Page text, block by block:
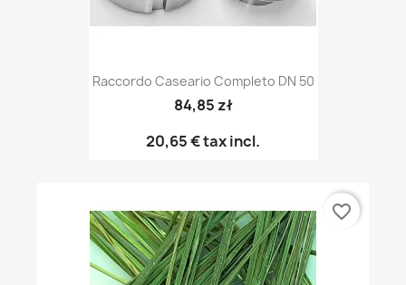
Raccordo Caseario Completo DN 50
84,85 zł
20,65 €tax incl.
favorite_border